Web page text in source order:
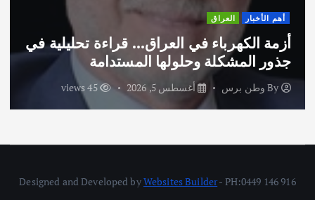
أهم الأخبار العراق
أزمة الكهرباء في العراق… قراءة تحليلية في
جذور المشكلة وحلولها المستدامة
وطن برس أغسطس 5, 2026 45 views
Designed and Developed byWebsites Builder- PH:0449 146 916